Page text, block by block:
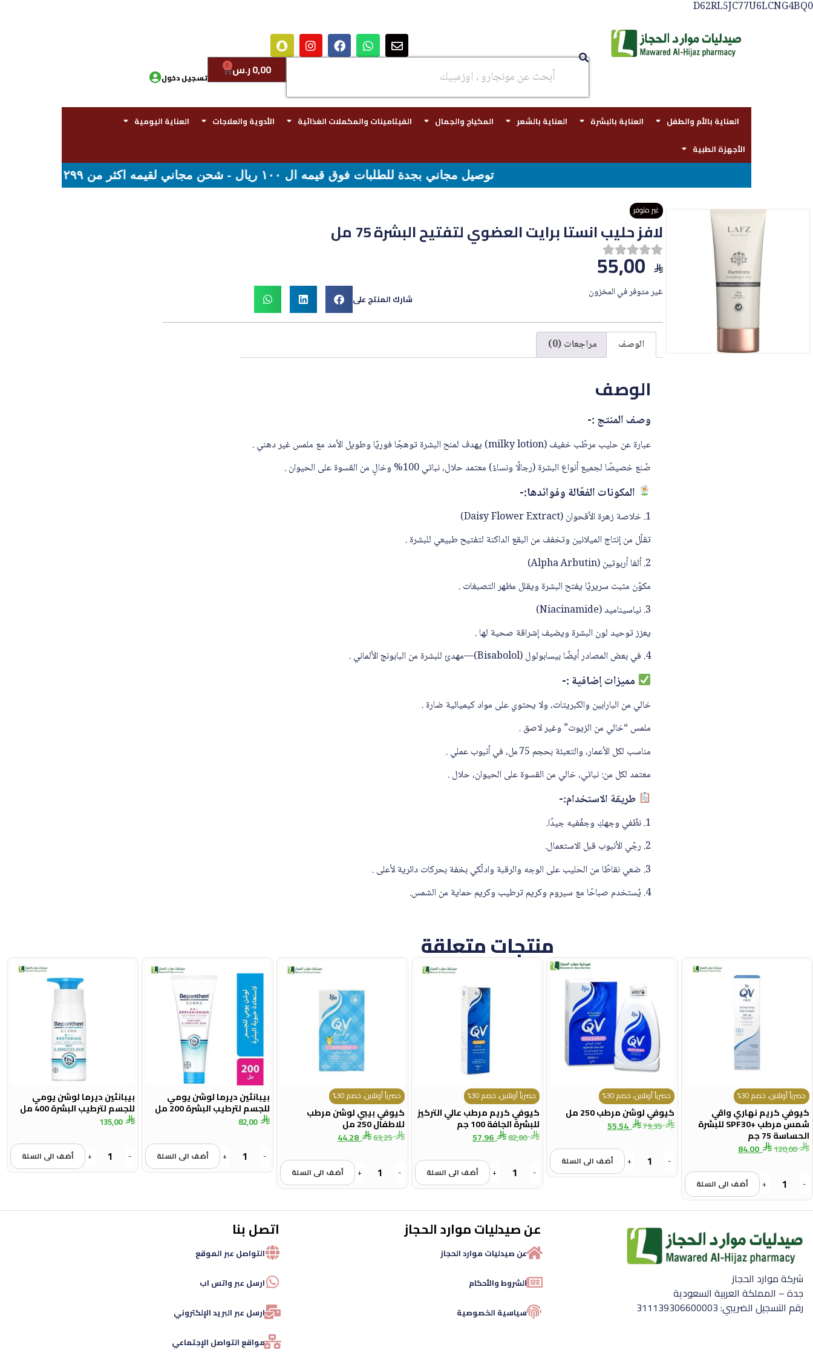
D62RL5JC77U6LCNG4BQ0
0,00ر.س 0
تسجيل دخول
العناية بالأم والطفل العناية بالبشرة العناية بالشعر المكياج والجمال الفيتامينات والمكملات الغذائية الأدوية والعلاجات
العناية اليومية
الأجهزة الطبية
توصيل مجاني بجدة للطلبات فوق قيمه ال ١٠٠ ريال - شحن مجاني لقيمه اكثر من ٢٩٩ ريال
غير متوفر
لافز حليب انستا برايت العضوي لتفتيح البشرة 75 مل
55,00
غير متوفر في المخزون شارك المنتج على
الوصف مراجعات (0)
الوصف
وصف المنتج :-
عبارة عن حليب مرطّب خفيف (milky lotion) يهدف لمنح البشرة توهجًا فوريًا وطويل الأمد مع ملمس غير دهني .
صُنع خصيصًا لجميع أنواع البشرة (رجالًا ونساءً) معتمد حلال، نباتي 100% وخالٍ من القسوة على الحيوان .
المكونات الفعّالة وفوائدها:-
1. خلاصة زهرة الأقحوان (Daisy Flower Extract)
تقلّل من إنتاج الميلانين وتخفف من البقع الداكنة لتفتيح طبيعي للبشرة .
2. ألفا أربوتين (Alpha Arbutin)
مكوّن مثبت سريريًا يفتح البشرة ويقلل مظهر التصبغات .
3. نياسيناميد (Niacinamide)
يعزز توحيد لون البشرة ويضيف إشراقة صحية لها .
4. في بعض المصادر أيضًا بيسابولول (Bisabolol)—مهدئ للبشرة من البابونج الألماني .
مميزات إضافية :-
خالي من البارابين والكبريتات، ولا يحتوي على مواد كيميائية ضارة .
ملمس “خالي من الزيوت” وغير لاصق .
مناسب لكل الأعمار، والتعبئة بحجم 75 مل، في أنبوب عملي .
معتمد لكل من: نباتي، خالي من القسوة على الحيوان، حلال .
طريقة الاستخدام:-
1. نظّفي وجهكِ وجفّفيه جيدًا.
2. رجّي الأنبوب قبل الاستعمال.
3. ضعي نقاطًا من الحليب على الوجه والرقبة وادلّكي بخفة بحركات دائرية لأعلى .
4. يُستخدم صباحًا مع سيروم وكريم ترطيب وكريم حماية من الشمس.
منتجات متعلقة
حصرياً أونلاين، خصم 30%
كيوفي كريم نهاري واقي
شمس مرطب +SPF30 للبشرة
الحساسة 75 جم
120,00
84,00
-
+ أضف الى السلة
حصرياً أونلاين، خصم 30%
كيوفي لوشن مرطب 250 مل
79,35
55,54
-
+ أضف الى السلة
حصرياً أونلاين، خصم 30%
كيوفي كريم مرطب عالي التركيز
للبشرة الجافة 100 جم
82,80
57,96
-
+ أضف الى السلة
حصرياً أونلاين، خصم 30%
كيوفي بيبي لوشن مرطب
للاطفال 250 مل
63,25
44,28
-
+ أضف الى السلة
بيبانثين ديرما لوشن يومي
للجسم لترطيب البشرة 200 مل
82,00
-
+ أضف الى السلة
بيبانثين ديرما لوشن يومي
للجسم لترطيب البشرة 400 مل
135,00
-
+ أضف الى السلة
شركة موارد الحجاز
جدة – المملكة العربية السعودية
رقم التسجيل الضريبي: 311139306600003
عن صيدليات موارد الحجاز
عن صيدليات موارد الحجاز
الشروط والأحكام
سياسية الخصوصية
اتصل بنا
التواصل عبر الموقع
ارسل عبر واتس اب
ارسل عبر البريد الإلكتروني
مواقع التواصل الإجتماعي